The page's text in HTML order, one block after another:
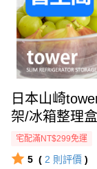
日本山崎
架/冰箱整理
宅配滿NT$299免運
5 ( 2 則評價 )